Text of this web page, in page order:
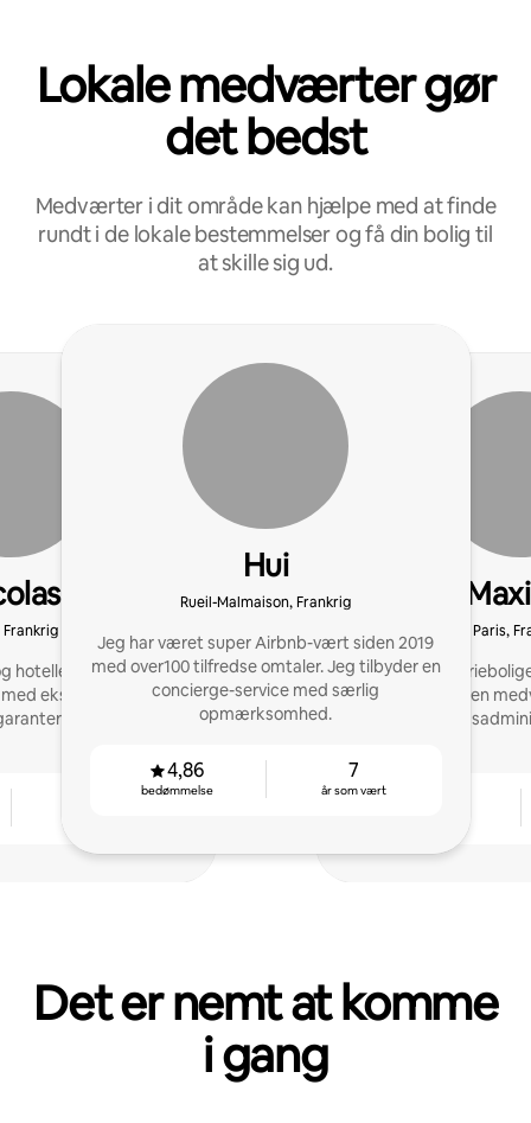
Lokale medværter gør
det bedst
Medværter i dit område kan hjælpe med at finde
rundt i de lokale bestemmelser og få din bolig til
at skille sig ud.
Frankrig
hoteller med at øge
ekstraordinær
vurdering!
Hui
Rueil-Malmaison, Frankrig
Jeg har været super Airbnb-vært siden 2019
med over100 tilfredse omtaler. Jeg tilbyder en
concierge-service med særlig
opmærksomhed.
4,86
bedømmelse
7
år som vært
Paris,
Ekspert i
Superhost, erfaren
et
Det er nemt at komme
i gang